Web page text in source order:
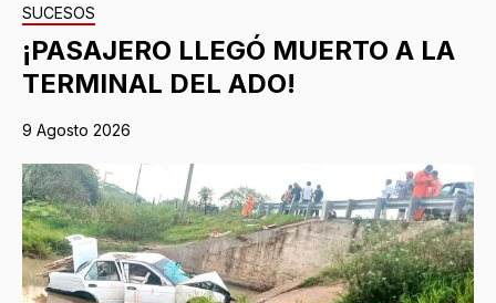
SUCESOS
¡PASAJERO LLEGÓ MUERTO A LA
TERMINAL DEL ADO!
9 Agosto 2026